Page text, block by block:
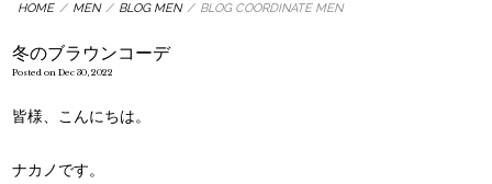
HOME / MEN / BLOG MEN / BLOG COORDINATE MEN
冬のブラウンコーデ
Posted on Dec 30, 2022
皆様、こんにちは。
ナカノです。